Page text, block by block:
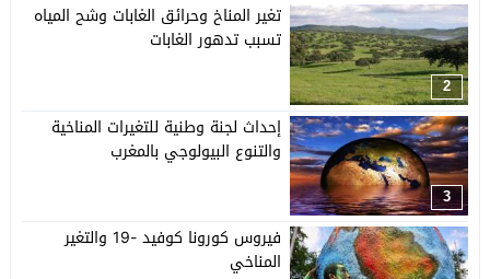
2
تغير المناخ وحرائق الغابات وشح المياه
تسبب تدهور الغابات
3
إحداث لجنة وطنية للتغيرات المناخية
والتنوع البيولوجي بالمغرب
فيروس كورونا كوفيد -19 والتغير
المناخي